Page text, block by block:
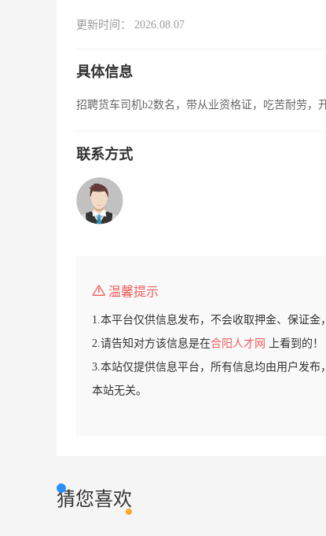
更新时间： 2026.08.07
具体信息
招聘货车司机b2数名，带从业资格证，吃苦耐劳，
联系方式
温馨提示
1.本平台仅供信息发布，不会收取押金、保证金
2.请告知对方该信息是在合阳人才网
上看到的！
3.本站仅提供信息平台，所有信息均由用户发
本站无关。
猜您喜欢